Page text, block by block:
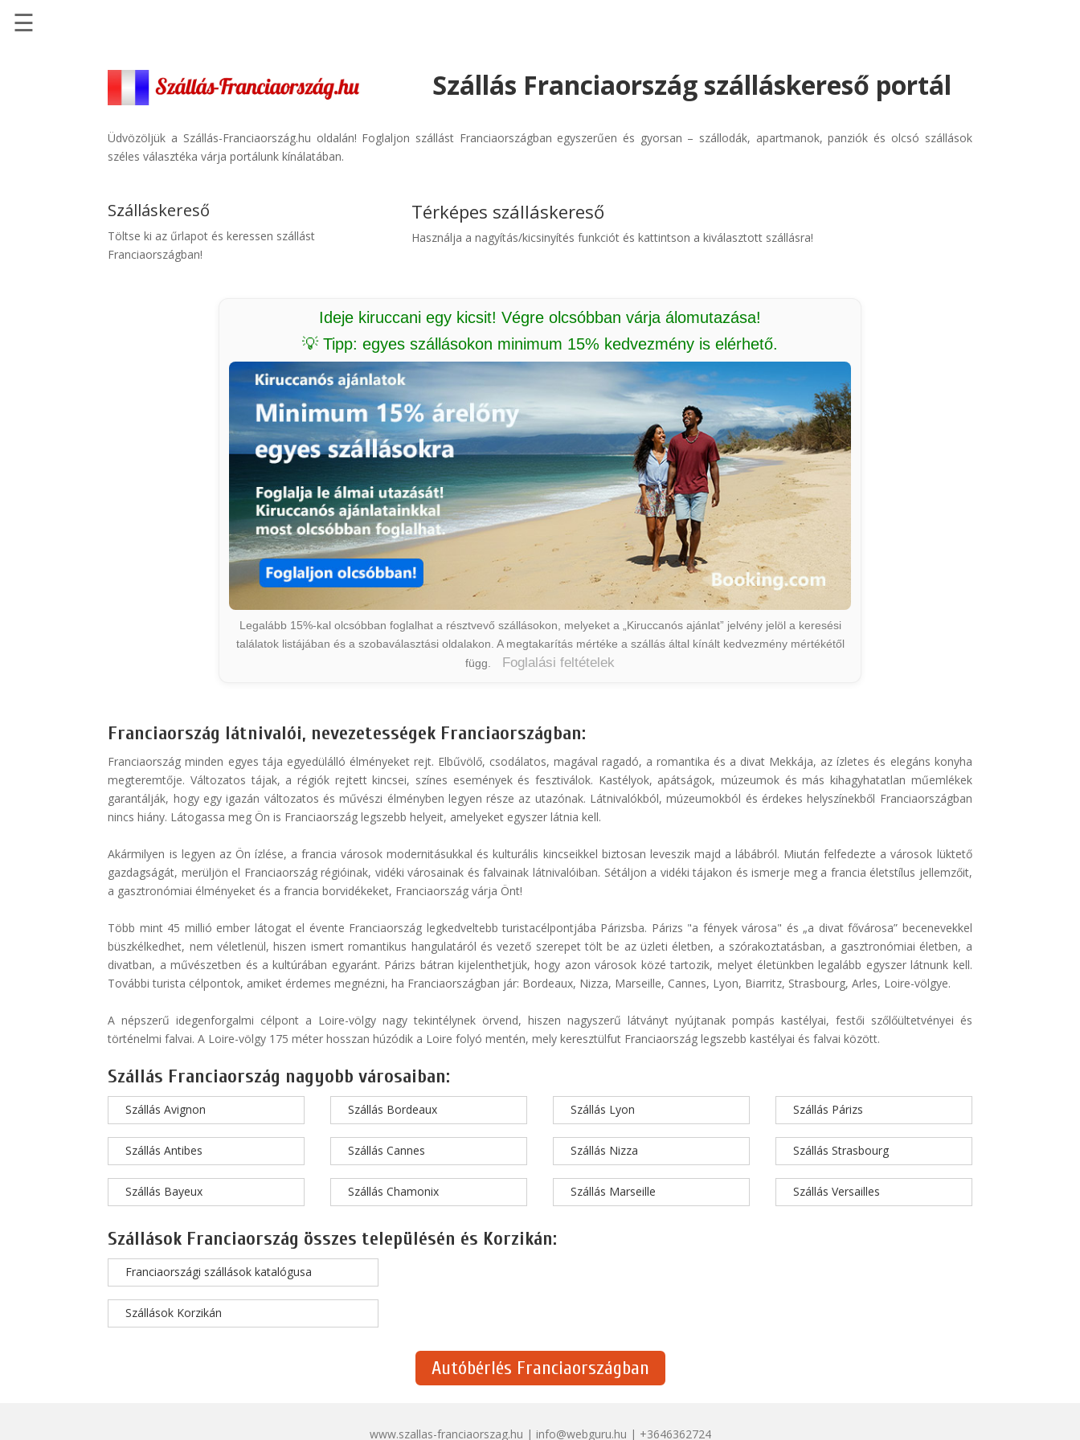
Szállásinfo.eu
Repülőjegy
Autóbérlés
☰
Szállás Franciaország szálláskereső portál
Üdvözöljük a Szállás-Franciaország.hu oldalán! Foglaljon szállást Franciaországban egyszerűen és gyorsan – szállodák, apartmanok, panziók és olcsó szállások
széles választéka várja portálunk kínálatában.
Szálláskereső
Töltse ki az űrlapot és keressen szállást
Franciaországban!
Térképes szálláskereső
Használja a nagyítás/kicsinyítés funkciót és kattintson a kiválasztott szállásra!
Ideje kiruccani egy kicsit! Végre olcsóbban várja álomutazása!
💡 Tipp: egyes szállásokon minimum 15% kedvezmény is elérhető.
Legalább 15%-kal olcsóbban foglalhat a résztvevő szállásokon, melyeket a „Kiruccanós ajánlat” jelvény jelöl a keresési
találatok listájában és a szobaválasztási oldalakon. A megtakarítás mértéke a szállás által kínált kedvezmény mértékétől
függ.
Foglalási feltételek
Franciaország látnivalói, nevezetességek Franciaországban:
Franciaország minden egyes tája egyedülálló élményeket rejt. Elbűvölő, csodálatos, magával ragadó, a romantika és a divat Mekkája, az ízletes és elegáns konyha
megteremtője. Változatos tájak, a régiók rejtett kincsei, színes események és fesztiválok. Kastélyok, apátságok, múzeumok és más kihagyhatatlan műemlékek
garantálják, hogy egy igazán változatos és művészi élményben legyen része az utazónak. Látnivalókból, múzeumokból és érdekes helyszínekből Franciaországban
nincs hiány. Látogassa meg Ön is Franciaország legszebb helyeit, amelyeket egyszer látnia kell.
Akármilyen is legyen az Ön ízlése, a francia városok modernitásukkal és kulturális kincseikkel biztosan leveszik majd a lábábról. Miután felfedezte a városok lüktető
gazdagságát, merüljön el Franciaország régióinak, vidéki városainak és falvainak látnivalóiban. Sétáljon a vidéki tájakon és ismerje meg a francia életstílus jellemzőit,
a gasztronómiai élményeket és a francia borvidékeket, Franciaország várja Önt!
Több mint 45 millió ember látogat el évente Franciaország legkedveltebb turistacélpontjába Párizsba. Párizs "a fények városa" és „a divat fővárosa” becenevekkel
büszkélkedhet, nem véletlenül, hiszen ismert romantikus hangulatáról és vezető szerepet tölt be az üzleti életben, a szórakoztatásban, a gasztronómiai életben, a
divatban, a művészetben és a kultúrában egyaránt. Párizs bátran kijelenthetjük, hogy azon városok közé tartozik, melyet életünkben legalább egyszer látnunk kell.
További turista célpontok, amiket érdemes megnézni, ha Franciaországban jár: Bordeaux, Nizza, Marseille, Cannes, Lyon, Biarritz, Strasbourg, Arles, Loire-völgye.
A népszerű idegenforgalmi célpont a Loire-völgy nagy tekintélynek örvend, hiszen nagyszerű látványt nyújtanak pompás kastélyai, festői szőlőültetvényei és
történelmi falvai. A Loire-völgy 175 méter hosszan húzódik a Loire folyó mentén, mely keresztülfut Franciaország legszebb kastélyai és falvai között.
Szállás Franciaország nagyobb városaiban:
Szállás Avignon
Szállás Antibes
Szállás Bayeux
Szállás Bordeaux
Szállás Cannes
Szállás Chamonix
Szállás Lyon
Szállás Nizza
Szállás Marseille
Szállás Párizs
Szállás Strasbourg
Szállás Versailles
Szállások Franciaország összes településén és Korzikán:
Franciaországi szállások katalógusa
Szállások Korzikán
Autóbérlés Franciaországban
www.szallas-franciaorszag.hu | info@webguru.hu | +3646362724